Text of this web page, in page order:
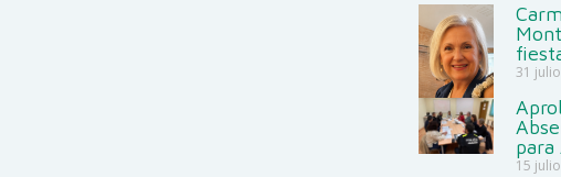
31
para
15